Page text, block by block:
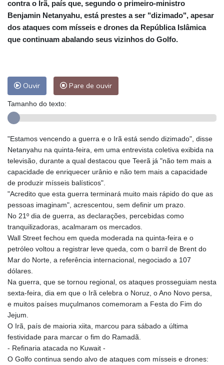
contra o Irã, país que, segundo o primeiro-ministro
Benjamin Netanyahu, está prestes a ser "dizimado", apesar
dos ataques com mísseis e drones da República Islâmica
que continuam abalando seus vizinhos do Golfo.
Ouvir Pare de ouvir
Tamanho do texto:
"Estamos vencendo a guerra e o Irã está sendo dizimado", disse
Netanyahu na quinta-feira, em uma entrevista coletiva exibida na
televisão, durante a qual destacou que Teerã já "não tem mais a
capacidade de enriquecer urânio e não tem mais a capacidade
de produzir mísseis balísticos".
"Acredito que esta guerra terminará muito mais rápido do que as
pessoas imaginam", acrescentou, sem definir um prazo.
No 21º dia de guerra, as declarações, percebidas como
tranquilizadoras, acalmaram os mercados.
Wall Street fechou em queda moderada na quinta-feira e o
petróleo voltou a registrar leve queda, com o barril de Brent do
Mar do Norte, a referência internacional, negociado a 107
dólares.
Na guerra, que se tornou regional, os ataques prosseguiam nesta
sexta-feira, dia em que o Irã celebra o Noruz, o Ano Novo persa,
e muitos países muçulmanos comemoram a Festa do Fim do
Jejum.
O Irã, país de maioria xiita, marcou para sábado a última
festividade para marcar o fim do Ramadã.
- Refinaria atacada no Kuwait -
O Golfo continua sendo alvo de ataques com mísseis e drones: